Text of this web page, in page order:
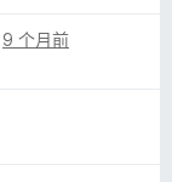
9 个月前